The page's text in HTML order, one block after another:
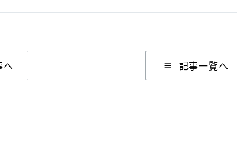
へ list 記事一覧へ